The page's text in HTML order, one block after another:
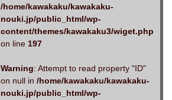
/home/kawakaku/kawakaku-
nouki.jp/public_html/wp-
content/themes/kawakaku3/wiget.php
on line 197
Warning: Attempt to read property "ID"
on null in /home/kawakaku/kawakaku-
nouki.jp/public_html/wp-